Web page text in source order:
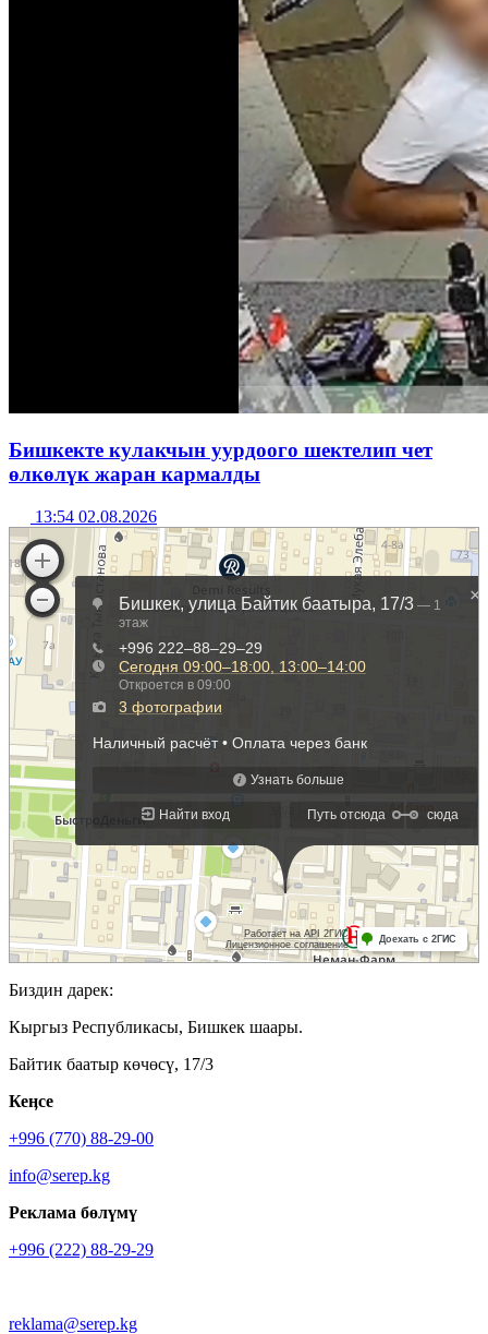
Бишкекте кулакчын уурдоого шектелип чет
өлкөлүк жаран кармалды
13:54 02.08.2026
Биздин дарек:
Кыргыз Республикасы, Бишкек шаары.
Байтик баатыр көчөсү, 17/3
Кеӊсе
+996 (770) 88-29-00
info@serep.kg
Реклама бөлүмү
+996 (222) 88-29-29
reklama@serep.kg